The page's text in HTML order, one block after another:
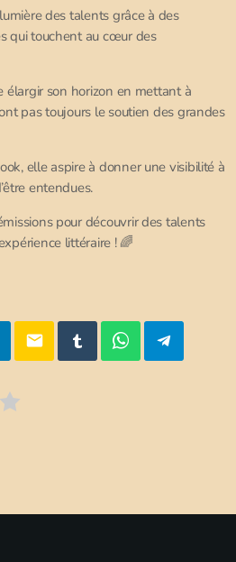
des talents grâce à des
qui touchent au cœur des
élargir son horizon en mettant à
pas toujours le soutien des grandes
elle aspire à donner une visibilité à
entendues.
pour découvrir des talents
littéraire ! 🌈
email